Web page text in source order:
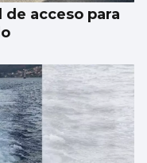
acceso para